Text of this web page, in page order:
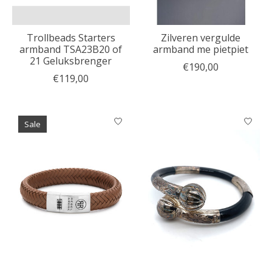
Trollbeads Starters
armband TSA23B20 of
21 Geluksbrenger
€119,00
Zilveren vergulde
armband me pietpiet
€190,00
Sale